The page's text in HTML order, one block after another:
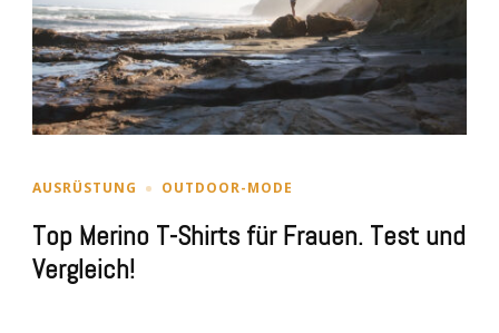
AUSRÜSTUNG OUTDOOR-MODE
Top Merino T-Shirts für Frauen. Test und
Vergleich!